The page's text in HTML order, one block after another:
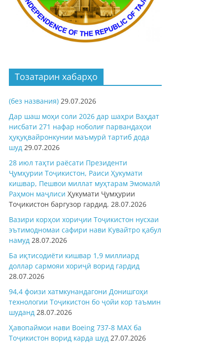
Тозатарин хабарҳо
(без названия) 29.07.2026
Дар шаш моҳи соли 2026 дар шаҳри Ваҳдат
нисбати 271 нафар ноболиғ парвандаҳои
ҳуқуқвайронкунии маъмурӣ тартиб дода
шуд 29.07.2026
28 июл таҳти раёсати Президенти
Ҷумҳурии Тоҷикистон, Раиси Ҳукумати
кишвар, Пешвои миллат муҳтарам Эмомалӣ
Раҳмон маҷлиси Ҳукумати Ҷумҳурии
Тоҷикистон баргузор гардид. 28.07.2026
Вазири корҳои хориҷии Тоҷикистон нусхаи
эътимодномаи сафири нави Кувайтро қабул
намуд 28.07.2026
Ба иқтисодиёти кишвар 1,9 миллиард
доллар сармояи хориҷӣ ворид гардид
28.07.2026
94,4 фоизи хатмкунандагони Донишгоҳи
технологии Тоҷикистон бо ҷойи кор таъмин
шуданд 28.07.2026
Ҳавопаймои нави Boeing 737-8 MAX ба
Тоҷикистон ворид карда шуд 27.07.2026